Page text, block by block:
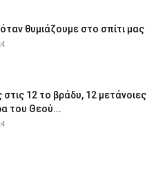
θυμιάζουμε στο σπίτι μας
στις 12 το βράδυ, 12 μετάνοιες
του Θεού...